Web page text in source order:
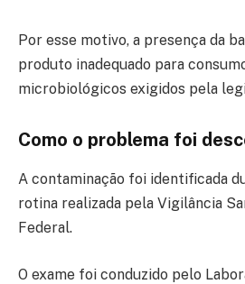
Por esse motivo, a presença da
produto inadequado para
microbiológicos exigidos pela
Como o problema foi
A contaminação foi identificada
rotina realizada pela Vigilância
Federal.
O exame foi conduzido pelo